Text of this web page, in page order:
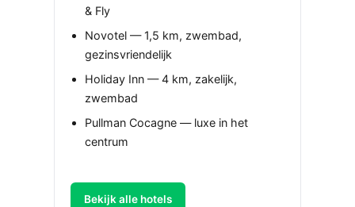
& Fly
Novotel — 1,5 km, zwembad,
gezinsvriendelijk
Holiday Inn — 4 km, zakelijk,
zwembad
Pullman Cocagne — luxe in het
centrum
Bekijk alle hotels